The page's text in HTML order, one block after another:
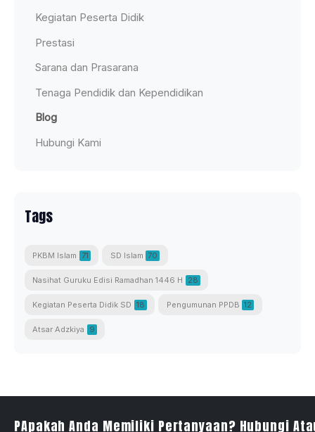
Kegiatan Peserta Didik
Prestasi
Sarana dan Prasarana
Tenaga Pendidik dan Kependidikan
Blog
Hubungi Kami
Tags
PKBM Islam 71 SD Islam 70
Nasihat Guruku Edisi Ramadhan 1446 H 28
Kegiatan Peserta Didik SD 18 Pengumunan PPDB 12
Atsar Adzkiya 9
PApakah Anda Memiliki Pertanyaan? Hubungi